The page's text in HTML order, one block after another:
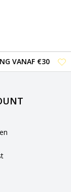
VANAF €30